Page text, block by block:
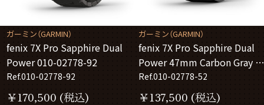
ガーミン（GARMIN）
fenix 7X Pro Sapphire Dual
Power 010-02778-92
Ref.010-02778-92
￥170,500 (税込)
ガーミン（GARMIN）
fenix 7X Pro Sapphire Dual
Power 47mm Carbon Gray シ
リコンバンド 010-02778-52
Ref.010-02778-52
￥137,500 (税込)